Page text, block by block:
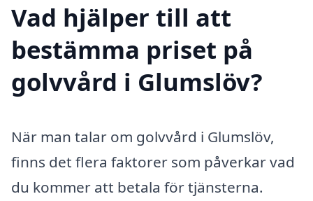
Vad hjälper till att
bestämma priset på
golvvård i Glumslöv?
När man talar om golvvård i Glumslöv,
finns det flera faktorer som påverkar vad
du kommer att betala för tjänsterna.